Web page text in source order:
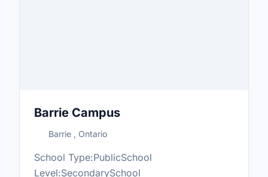
Barrie Campus
Barrie , Ontario
School Type:PublicSchool
Level:SecondarySchool